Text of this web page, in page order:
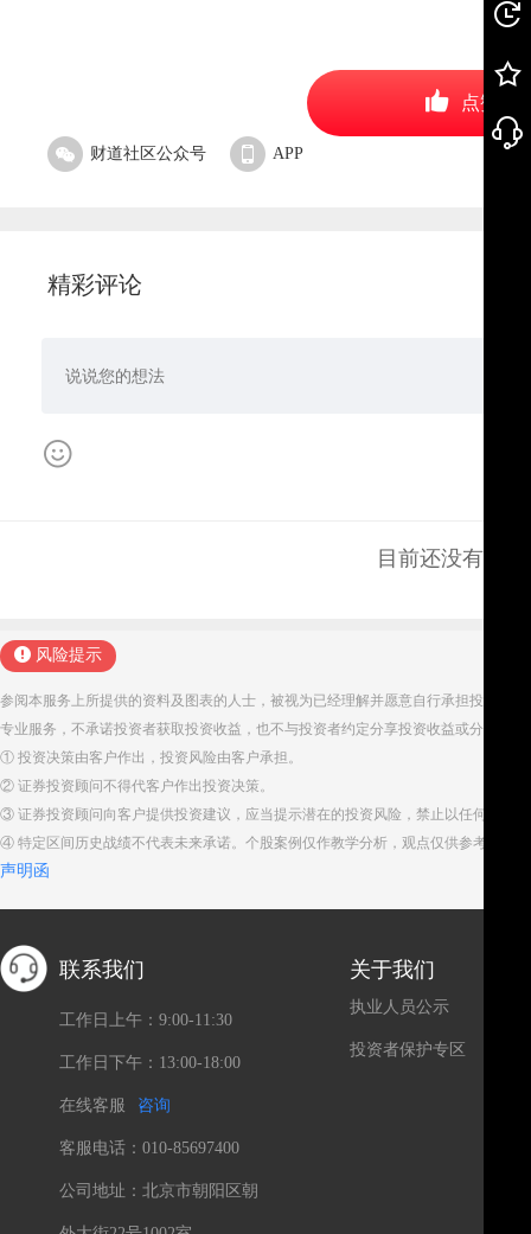
点赞
财道社区公众号 APP
精彩评论
目前还没有评论
风险提示
参阅本服务上所提供的资料及图表的人士，被视为已经理解并愿意自行承担投资服
专业服务，不承诺投资者获取投资收益，也不与投资者约定分享投资收益或分担投
① 投资决策由客户作出，投资风险由客户承担。
② 证券投资顾问不得代客户作出投资决策。
③ 证券投资顾问向客户提供投资建议，应当提示潜在的投资风险，禁止以任何方式
④ 特定区间历史战绩不代表未来承诺。个股案例仅作教学分析，观点仅供参考。股
声明函
联系我们
工作日上午：9:00-11:30
工作日下午：13:00-18:00
在线客服 咨询
客服电话：010-85697400
公司地址：北京市朝阳区朝
关于我们
执业人员公示
投资者保护专区